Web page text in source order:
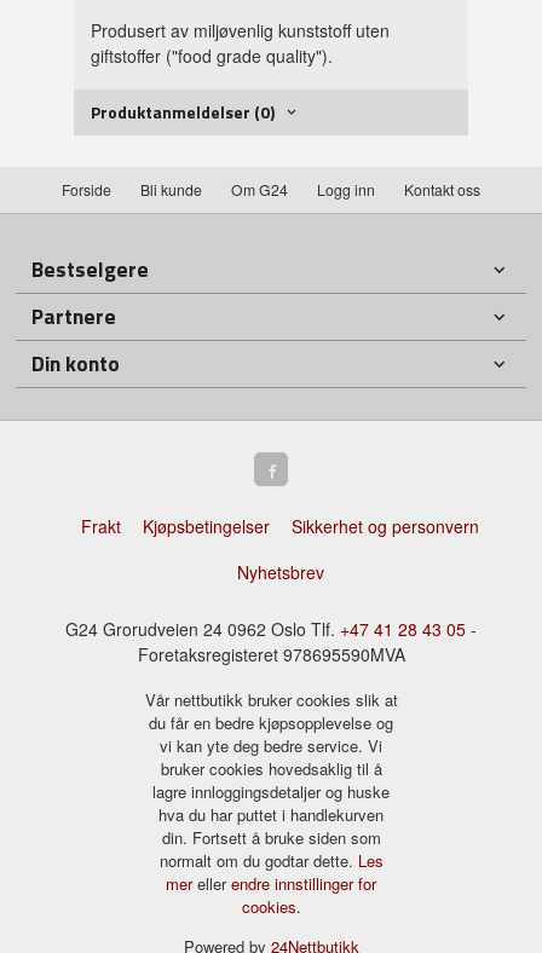
Produsert av miljøvenlig kunststoff uten
giftstoffer ("food grade quality").
Produktanmeldelser (0)
Forside Bli kunde Om G24 Logg inn Kontakt oss
Bestselgere
Partnere
Din konto
Frakt Kjøpsbetingelser
Sikkerhet og personvern
Nyhetsbrev
G24 Grorudveien 24 0962 Oslo Tlf. +47 41 28 43 05 -
Foretaksregisteret 978695590MVA
Vår nettbutikk bruker cookies slik at
du får en bedre kjøpsopplevelse og
vi kan yte deg bedre service. Vi
bruker cookies hovedsaklig til å
lagre innloggingsdetaljer og huske
hva du har puttet i handlekurven
din. Fortsett å bruke siden som
normalt om du godtar dette. Les
merellerendre innstillinger for
cookies.
Powered by 24Nettbutikk